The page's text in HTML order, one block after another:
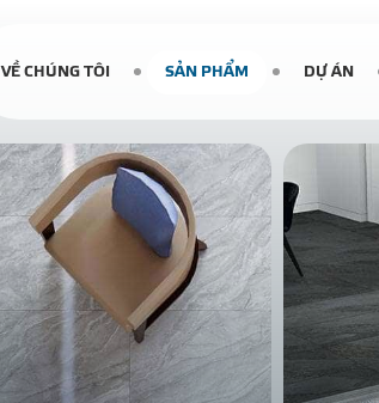
VỀ CHÚNG TÔI SẢN PHẨM DỰ ÁN